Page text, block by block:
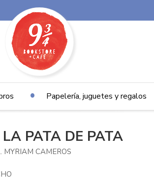
Papelería, juguetes y regalos
PATA DE PATA
MYRIAM CAMEROS